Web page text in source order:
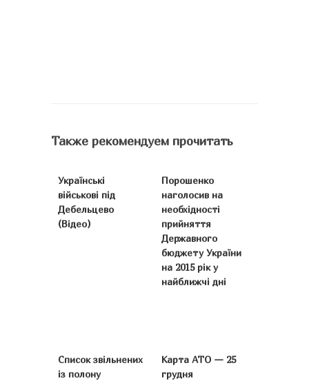
Также рекомендуем прочитать
Українські
військові під
Дебельцево
(Відео)
Порошенко
наголосив на
необхідності
прийняття
Державного
бюджету України
на 2015 рік у
найближчі дні
Список звільнених
із полону
Карта АТО — 25
грудня